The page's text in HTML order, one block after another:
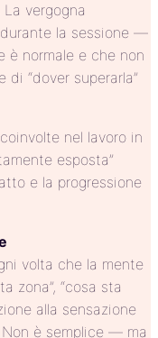
La vergogna
la sessione —
è normale e che non
“dover superarla”
nel lavoro in
esposta”
e la progressione
volta che la mente
zona”, “cosa sta
alla sensazione
Non è semplice — ma